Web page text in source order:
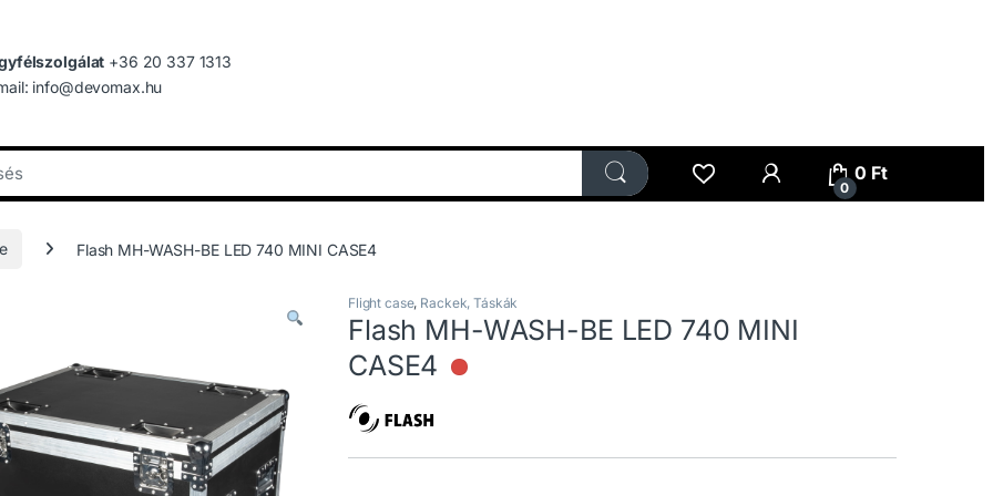
+36 20 337 1313
info@devomax.hu
My Account
0
0 Ft
Flash MH-WASH-BE LED 740 MINI CASE4
Flight case, Rackek, Táskák
Flash MH-WASH-BE LED 740 MINI
CASE4
Nincs raktáron